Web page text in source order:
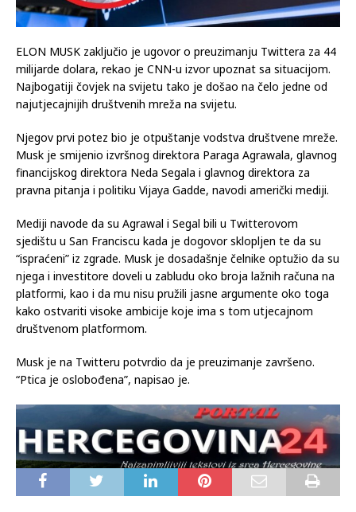
ELON MUSK zaključio je ugovor o preuzimanju Twittera za 44
milijarde dolara, rekao je CNN-u izvor upoznat sa situacijom.
Najbogatiji čovjek na svijetu tako je došao na čelo jedne od
najutjecajnijih društvenih mreža na svijetu.
Njegov prvi potez bio je otpuštanje vodstva društvene mreže.
Musk je smijenio izvršnog direktora Paraga Agrawala, glavnog
financijskog direktora Neda Segala i glavnog direktora za
pravna pitanja i politiku Vijaya Gadde, navodi američki mediji.
Mediji navode da su Agrawal i Segal bili u Twitterovom
sjedištu u San Franciscu kada je dogovor sklopljen te da su
“ispraćeni” iz zgrade. Musk je dosadašnje čelnike optužio da su
njega i investitore doveli u zabludu oko broja lažnih računa na
platformi, kao i da mu nisu pružili jasne argumente oko toga
kako ostvariti visoke ambicije koje ima s tom utjecajnom
društvenom platformom.
Musk je na Twitteru potvrdio da je preuzimanje završeno.
“Ptica je oslobođena”, napisao je.